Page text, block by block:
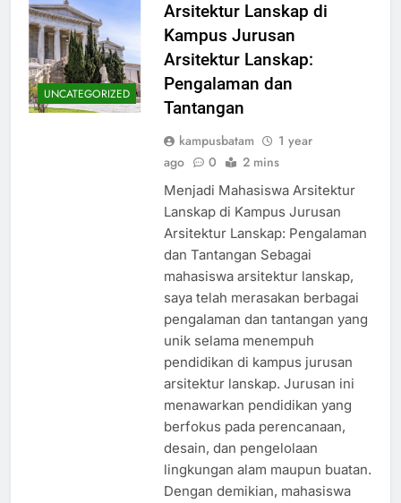
UNCATEGORIZED
Arsitektur Lanskap di
Kampus Jurusan
Arsitektur Lanskap:
Pengalaman dan
Tantangan
kampusbatam
1 year
ago
0 2 mins
Menjadi Mahasiswa Arsitektur
Lanskap di Kampus Jurusan
Arsitektur Lanskap: Pengalaman
dan Tantangan Sebagai
mahasiswa arsitektur lanskap,
saya telah merasakan berbagai
pengalaman dan tantangan yang
unik selama menempuh
pendidikan di kampus jurusan
arsitektur lanskap. Jurusan ini
menawarkan pendidikan yang
berfokus pada perencanaan,
desain, dan pengelolaan
lingkungan alam maupun buatan.
Dengan demikian, mahasiswa